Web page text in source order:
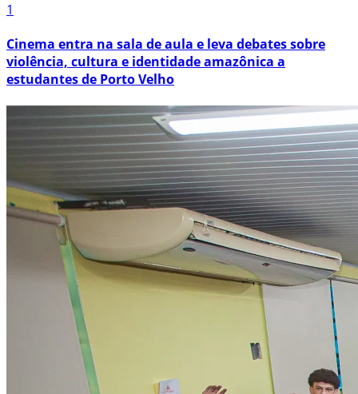
1
Cinema entra na sala de aula e leva debates sobre
violência, cultura e identidade amazônica a
estudantes de Porto Velho